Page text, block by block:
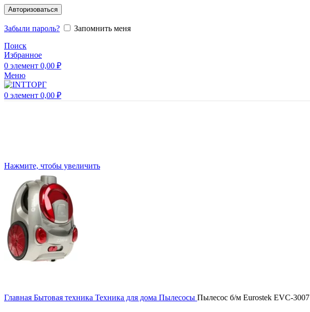
Авторизоваться
Забыли пароль?
Запомнить меня
Поиск
Избранное
0 элемент 0,00 ₽
Меню
0 элемент 0,00 ₽
Нажмите, чтобы увеличить
Главная Бытовая техника Техника для дома Пылесосы Пылесос б/м Eurostek EVC-3007